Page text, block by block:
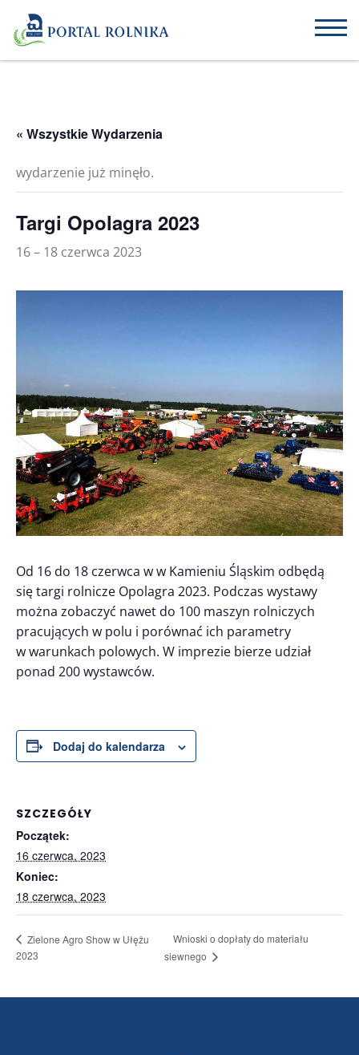
« Wszystkie Wydarzenia
wydarzenie już minęło.
Targi Opolagra 2023
16 – 18 czerwca 2023
Od 16 do 18 czerwca w w Kamieniu Śląskim odbędą
się targi rolnicze Opolagra 2023. Podczas wystawy
można zobaczyć nawet do 100 maszyn rolniczych
pracujących w polu i porównać ich parametry
w warunkach polowych. W imprezie bierze udział
ponad 200 wystawców.
Dodaj do kalendarza
SZCZEGÓŁY
Początek:
16 czerwca, 2023
Koniec:
18 czerwca, 2023
Zielone Agro Show w Ułężu
2023
Wnioski o dopłaty do materiału
siewnego